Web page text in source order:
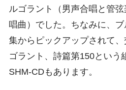
ルゴラント（男声合唱と管
唱曲）でした。ちなみに、
集からピックアップされて
ゴラント、詩篇第150という
SHM-CDもあります。